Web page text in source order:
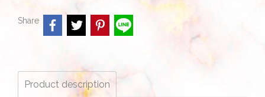
Share
Product description